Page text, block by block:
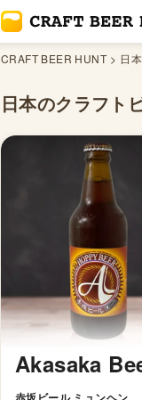
CRAFT BEER HUNT 日本
日本のクラフト
Akasaka